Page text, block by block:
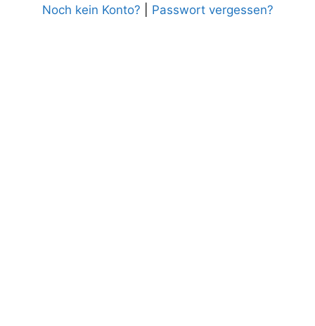
Noch kein Konto? Passwort vergessen?